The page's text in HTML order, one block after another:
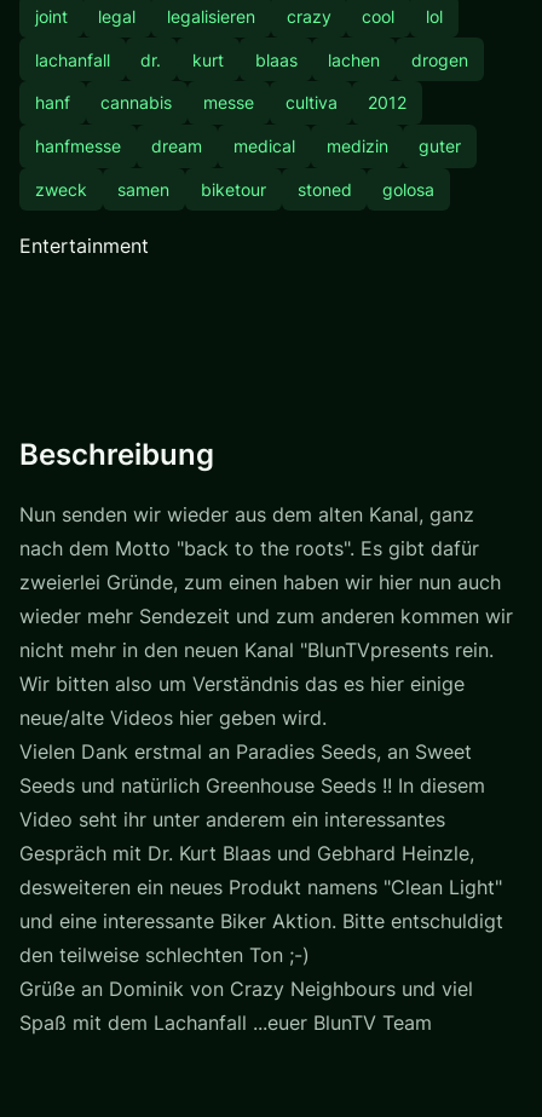
joint legal legalisieren crazy cool lol
lachanfall dr. kurt blaas lachen drogen
hanf cannabis messe cultiva 2012
hanfmesse dream medical medizin guter
zweck samen biketour stoned golosa
Entertainment
Beschreibung
Nun senden wir wieder aus dem alten Kanal, ganz
nach dem Motto "back to the roots". Es gibt dafür
zweierlei Gründe, zum einen haben wir hier nun auch
wieder mehr Sendezeit und zum anderen kommen wir
nicht mehr in den neuen Kanal "BlunTVpresents rein.
Wir bitten also um Verständnis das es hier einige
neue/alte Videos hier geben wird.
Vielen Dank erstmal an Paradies Seeds, an Sweet
Seeds und natürlich Greenhouse Seeds !! In diesem
Video seht ihr unter anderem ein interessantes
Gespräch mit Dr. Kurt Blaas und Gebhard Heinzle,
desweiteren ein neues Produkt namens "Clean Light"
und eine interessante Biker Aktion. Bitte entschuldigt
den teilweise schlechten Ton ;-)
Grüße an Dominik von Crazy Neighbours und viel
Spaß mit dem Lachanfall ...euer BlunTV Team